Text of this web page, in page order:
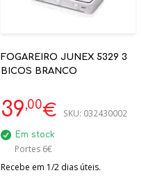
FOGAREIRO JUNEX 5329 3
BICOS BRANCO
39,00€ SKU: 032430002
Em stock
Portes 6€
Recebe em 1/2 dias úteis.